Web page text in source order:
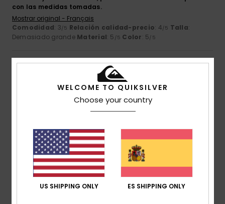
con las medidas tomadas.
Mostrar original - Français
Comodidad: 3/5 Relación calidad-precio: 4/5 Talla:
Demasiado grande Material: 5 /5 Color: 5/5
5/5
Mostrar original - Français
Comodidad: 5/5 Talla: Demasiado grande
: 4/5
Recomiendo este producto
WELCOME TO QUIKSILVER
Choose your country
US SHIPPING ONLY ES SHIPPING ONLY